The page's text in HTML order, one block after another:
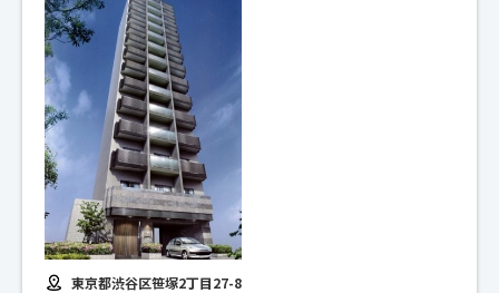
東京都渋谷区笹塚2丁目27-8